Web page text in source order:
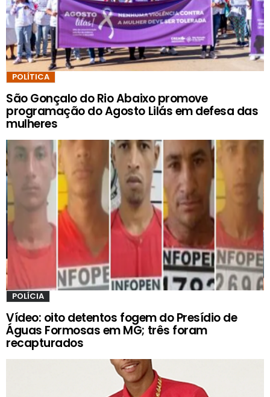
POLÍTICA
São Gonçalo do Rio Abaixo promove
programação do Agosto Lilás em defesa das
mulheres
POLÍCIA
Vídeo: oito detentos fogem do Presídio de
Águas Formosas em MG; três foram
recapturados